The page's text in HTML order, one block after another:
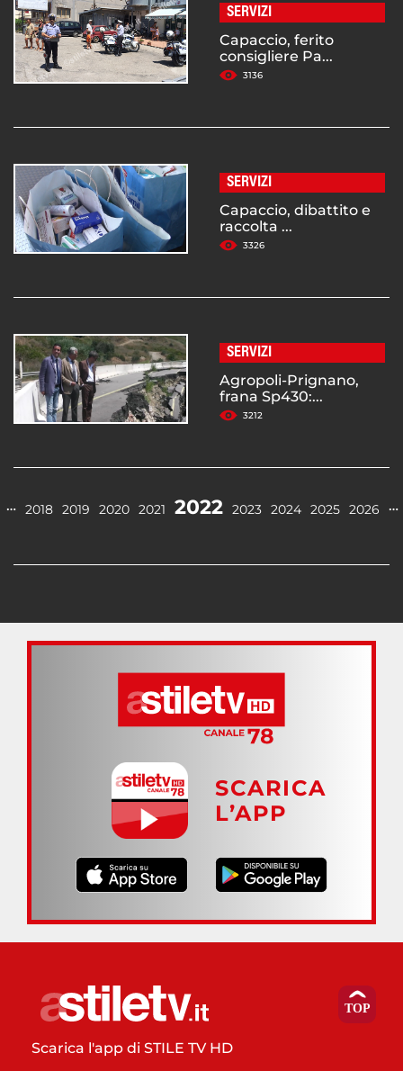
SERVIZI
Capaccio, ferito
consigliere Pa...
3136
SERVIZI
Capaccio, dibattito e
raccolta ...
3326
SERVIZI
Agropoli-Prignano,
frana Sp430:...
3212
… 2018 2019 2020 2021 2022 2023 2024 2025 2026 …
SCARICA
L’APP
Scarica l'app di STILE TV HD